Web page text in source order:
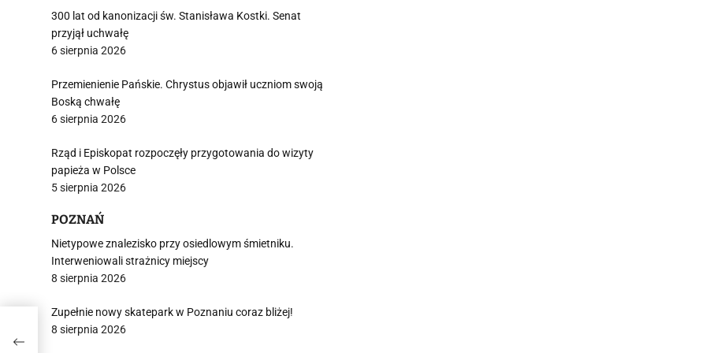
300 lat od kanonizacji św. Stanisława Kostki. Senat
przyjął uchwałę
6 sierpnia 2026
Przemienienie Pańskie. Chrystus objawił uczniom swoją
Boską chwałę
6 sierpnia 2026
Rząd i Episkopat rozpoczęły przygotowania do wizyty
papieża w Polsce
5 sierpnia 2026
POZNAŃ
Nietypowe znalezisko przy osiedlowym śmietniku.
Interweniowali strażnicy miejscy
8 sierpnia 2026
Zupełnie nowy skatepark w Poznaniu coraz bliżej!
8 sierpnia 2026